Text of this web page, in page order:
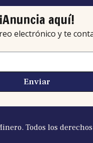
¡Anuncia aquí!
electrónico y te
Enviar
Todos los